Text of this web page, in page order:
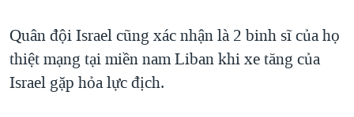
TRỊNH VĨNH BÌNH VS. CHÍNH PHỦ VIỆT NAM
NGƯ DÂN VIỆT VÀ LÀN SÓNG TRỘM HẢI SÂM
Quân đội Israel cũng xác nhận là 2 binh sĩ của họ
thiệt mạng tại miền nam Liban khi xe tăng của
Israel gặp hỏa lực địch.